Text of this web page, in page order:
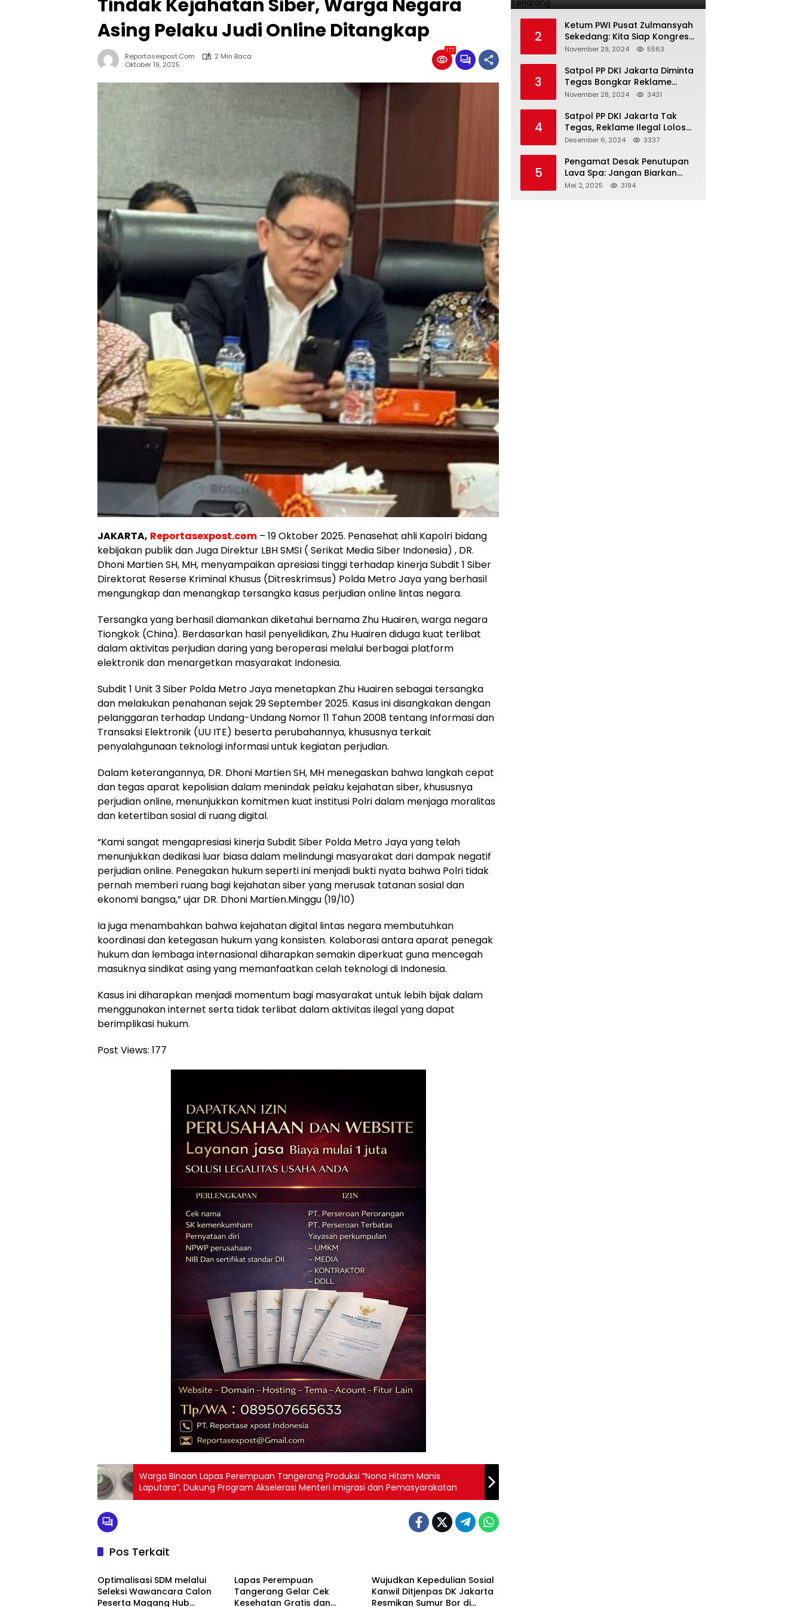
Tindak Kejahatan Siber, Warga Negara
Asing Pelaku Judi Online Ditangkap
Reportasexpost.com
2 Min Baca
Oktober 19, 2025
177
JAKARTA, Reportasexpost.com – 19 Oktober 2025. Penasehat ahli Kapolri bidang
kebijakan publik dan Juga Direktur LBH SMSI ( Serikat Media Siber Indonesia) , DR.
Dhoni Martien SH, MH, menyampaikan apresiasi tinggi terhadap kinerja Subdit 1 Siber
Direktorat Reserse Kriminal Khusus (Ditreskrimsus) Polda Metro Jaya yang berhasil
mengungkap dan menangkap tersangka kasus perjudian online lintas negara.
Tersangka yang berhasil diamankan diketahui bernama Zhu Huairen, warga negara
Tiongkok (China). Berdasarkan hasil penyelidikan, Zhu Huairen diduga kuat terlibat
dalam aktivitas perjudian daring yang beroperasi melalui berbagai platform
elektronik dan menargetkan masyarakat Indonesia.
Subdit 1 Unit 3 Siber Polda Metro Jaya menetapkan Zhu Huairen sebagai tersangka
dan melakukan penahanan sejak 29 September 2025. Kasus ini disangkakan dengan
pelanggaran terhadap Undang-Undang Nomor 11 Tahun 2008 tentang Informasi dan
Transaksi Elektronik (UU ITE) beserta perubahannya, khususnya terkait
penyalahgunaan teknologi informasi untuk kegiatan perjudian.
Dalam keterangannya, DR. Dhoni Martien SH, MH menegaskan bahwa langkah cepat
dan tegas aparat kepolisian dalam menindak pelaku kejahatan siber, khususnya
perjudian online, menunjukkan komitmen kuat institusi Polri dalam menjaga moralitas
dan ketertiban sosial di ruang digital.
“Kami sangat mengapresiasi kinerja Subdit Siber Polda Metro Jaya yang telah
menunjukkan dedikasi luar biasa dalam melindungi masyarakat dari dampak negatif
perjudian online. Penegakan hukum seperti ini menjadi bukti nyata bahwa Polri tidak
pernah memberi ruang bagi kejahatan siber yang merusak tatanan sosial dan
ekonomi bangsa,” ujar DR. Dhoni Martien.Minggu (19/10)
Ia juga menambahkan bahwa kejahatan digital lintas negara membutuhkan
koordinasi dan ketegasan hukum yang konsisten. Kolaborasi antara aparat penegak
hukum dan lembaga internasional diharapkan semakin diperkuat guna mencegah
masuknya sindikat asing yang memanfaatkan celah teknologi di Indonesia.
Kasus ini diharapkan menjadi momentum bagi masyarakat untuk lebih bijak dalam
menggunakan internet serta tidak terlibat dalam aktivitas ilegal yang dapat
berimplikasi hukum.
Post Views: 177
Warga Binaan Lapas Perempuan Tangerang Produksi “Nona Hitam Manis
Laputara”, Dukung Program Akselerasi Menteri Imigrasi dan Pemasyarakatan
Pos Terkait
Berita
Optimalisasi SDM melalui
Seleksi Wawancara Calon
Peserta Magang Hub
Lapas Perempuan
Tangerang Gelar Cek
Kesehatan Gratis dan
Wujudkan Kepedulian Sosial
Kanwil Ditjenpas DK Jakarta
Resmikan Sumur Bor di
Terlarang
2
Ketum PWI Pusat Zulmansyah
Sekedang: Kita Siap Kongres
PWI Sebelum 15 Desember
November 29, 2024 5563
3
Satpol PP DKI Jakarta Diminta
Tegas Bongkar Reklame
Ilegal
November 28, 2024 3431
4
Satpol PP DKI Jakarta Tak
Tegas, Reklame Ilegal Lolos
Penindakan
Desember 6, 2024 3337
5
Pengamat Desak Penutupan
Lava Spa: Jangan Biarkan
Hukum Tumpul Hadapi ‘Spa
Mei 2, 2025 3194